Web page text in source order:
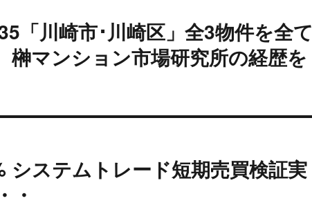
「川崎市･川崎区」全3物件を全て
マンション市場研究所の経歴を
システムトレード短期売買検証実
・